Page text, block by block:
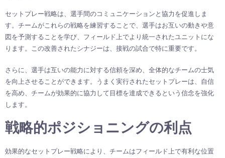
セットプレー戦略は、選手間のコミュニケーションと協力を促進しま
す。チームがこれらの戦略を練習することで、選手はお互いの動きや意
図を予測することを学び、フィールド上でより統一されたユニットにな
ります。この改善されたシナジーは、接戦の試合で特に重要です。
さらに、選手は互いの能力に対する信頼を深め、全体的なチームの士気
を向上させることができます。うまく実行されたセットプレーは、自信
を高め、チームが効果的に協力して目標を達成できるという信念を強化
します。
戦略的ポジショニングの利点
効果的なセットプレー戦略により、チームはフィールド上で有利な位置